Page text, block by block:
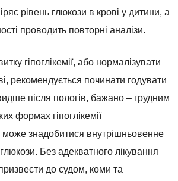
рівень глюкози в крові у дитини, а
проводить повторні аналізи.
гіпоглікемії, або нормалізувати
рекомендується починати годувати
після пологів, бажано – грудним
формах гіпоглікемії
знадобитися внутрішньовенне
Без адекватного лікування
до судом, коми та